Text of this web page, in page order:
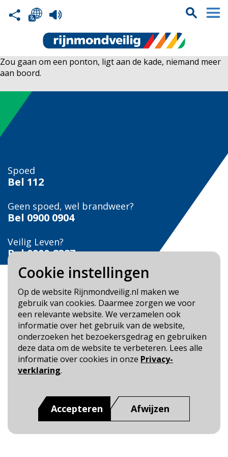
Cookie instellingen
Op de website Rijnmondveilig.nl maken we
gebruik van cookies. Daarmee zorgen we voor
een relevante website. We verzamelen ook
informatie over het gebruik van de website,
onderzoeken het bezoekersgedrag en gebruiken
deze data om de website te verbeteren. Lees alle
informatie over cookies in onze Privacy-
verklaring.
Accepteren Afwijzen
Zou gaan om een ponton, ligt aan de kade, niemand meer
aan boord.
Spoed
Bel 112
Geen spoed, wel brandweer?
Bel 0900 0904
Veilig Leven?
Bel 0900-8387
Blijf op de hoogte
Cookie- en Privacybeleid
Toegankelijkheid